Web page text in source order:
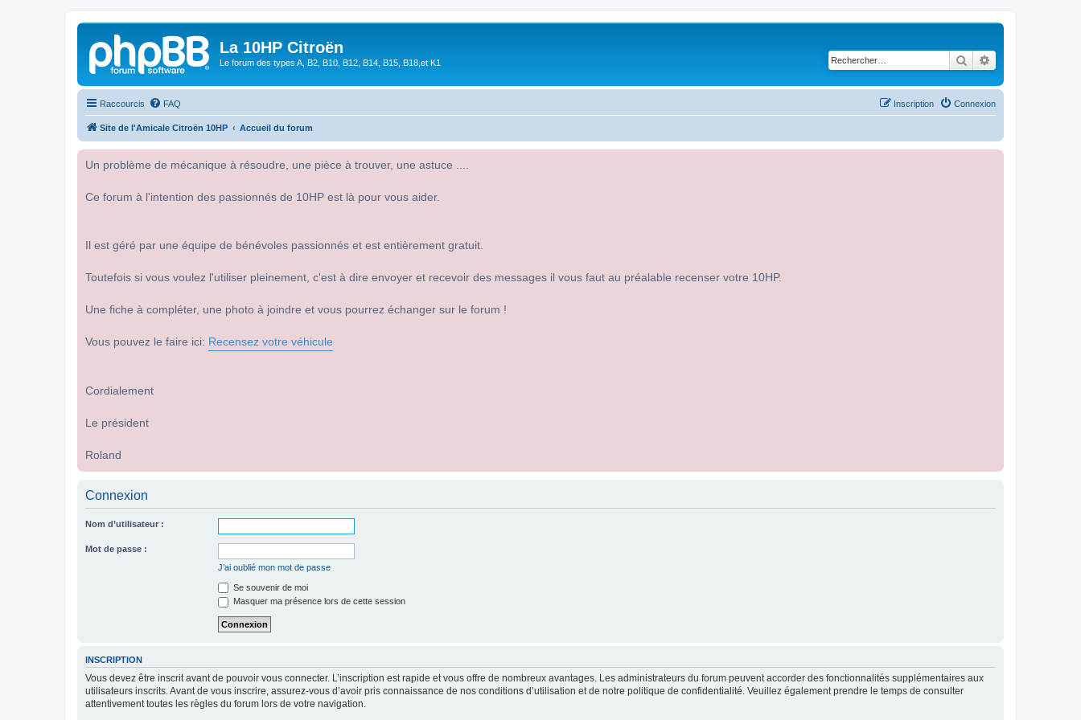
La 10HP Citroën
Le forum des types A, B2, B10, B12, B14, B15, B18,et K1 Rechercher
Raccourcis FAQ Connexion
Inscription
Site de l'Amicale Citroën 10HP Accueil du forum
Un problème de mécanique à résoudre, une pièce à trouver, une astuce ....
Ce forum à l'intention des passionnés de 10HP est là pour vous aider.
Il est géré par une équipe de bénévoles passionnés et est entièrement gratuit.
Toutefois si vous voulez l'utiliser pleinement, c'est à dire envoyer et recevoir des messages il vous faut au préalable recenser votre 10HP.
Une fiche à compléter, une photo à joindre et vous pourrez échanger sur le forum !
Vous pouvez le faire ici: Recensez votre véhicule
Cordialement
Le président
Roland
Connexion
Nom d’utilisateur :
Mot de passe :
J’ai oublié mon mot de passe
Se souvenir de moi
Masquer ma présence lors de cette session
INSCRIPTION
Vous devez être inscrit avant de pouvoir vous connecter. L’inscription est rapide et vous offre de nombreux avantages. Les administrateurs du forum peuvent accorder des fonctionnalités supplémentaires aux
utilisateurs inscrits. Avant de vous inscrire, assurez-vous d’avoir pris connaissance de nos conditions d’utilisation et de notre politique de confidentialité. Veuillez également prendre le temps de consulter
attentivement toutes les règles du forum lors de votre navigation.